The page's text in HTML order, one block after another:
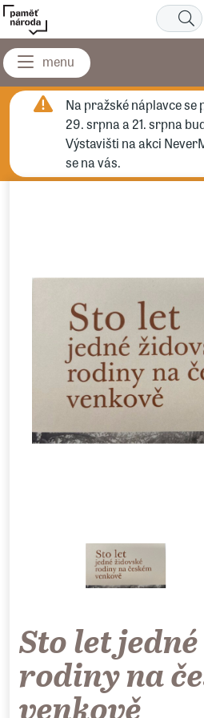
Na pražské náplavce se
29. srpna a 21. srpna
Výstavišti na akci
se na vás.
Sto let
rodiny na
venkově